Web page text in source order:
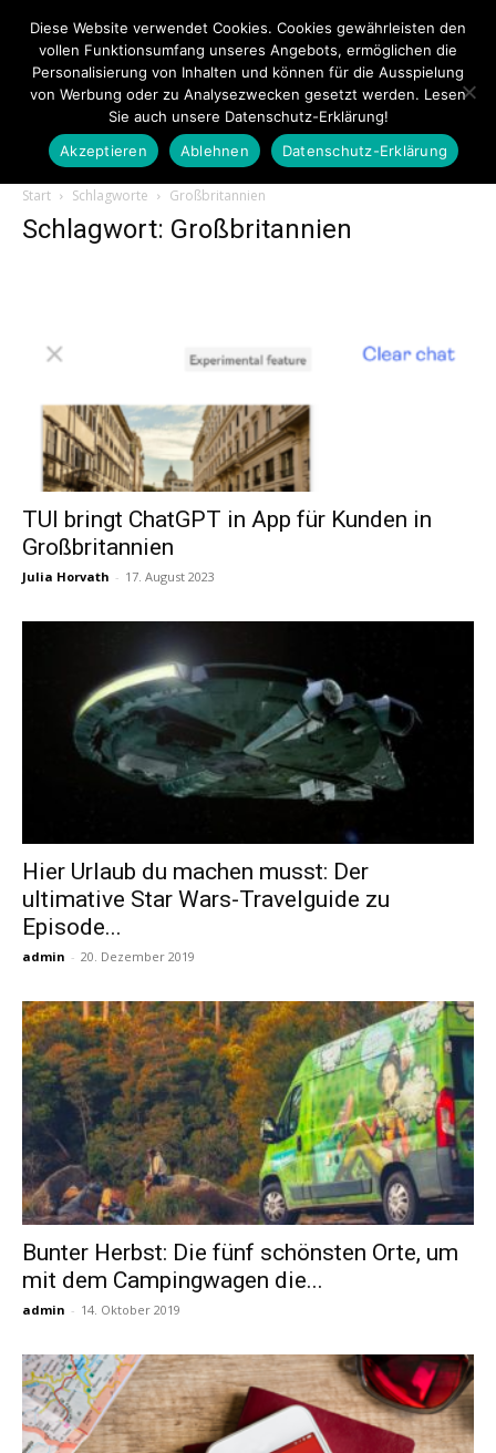
Touristiknews.de
Touristiknews
und
Start Schlagworte Großbritannien
Schlagwort: Großbritannien
TUI bringt ChatGPT in App für Kunden in
Großbritannien
Julia Horvath - 17. August 2023
Hier Urlaub du machen musst: Der
ultimative Star Wars-Travelguide zu
Episode...
admin - 20. Dezember 2019
Bunter Herbst: Die fünf schönsten Orte, um
mit dem Campingwagen die...
admin - 14. Oktober 2019
Diese Website verwendet Cookies. Cookies gewährleisten den
vollen Funktionsumfang unseres Angebots, ermöglichen die
Personalisierung von Inhalten und können für die Ausspielung
von Werbung oder zu Analysezwecken gesetzt werden. Lesen
Sie auch unsere Datenschutz-Erklärung!
Akzeptieren
Ablehnen Datenschutz-Erklärung